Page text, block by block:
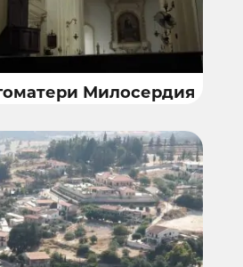
Милосердия